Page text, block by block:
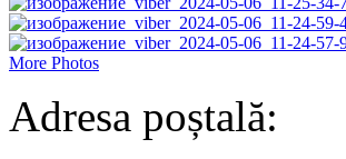
More Photos
Adresa poștală: